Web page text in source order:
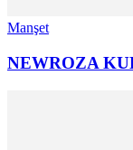
Manşet
NEWROZA